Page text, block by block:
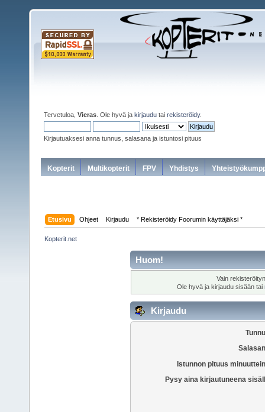
Tervetuloa, Vieras . Ole hyvä ja kirjaudu tai rekisteröidy.
Kirjautuaksesi anna tunnus, salasana ja istuntosi pituus
Kopterit Multikopterit FPV Yhdistys
Etusivu Ohjeet Kirjaudu * Rekisteröidy Foorumin käyttäjäksi *
Kopterit.net
Huom!
Vain
Ole hyvä ja kirjaudu sisään tai
Kirjaudu
Istunnon pituus
Pysy aina kirjautuneena